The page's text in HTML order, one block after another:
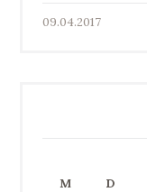
09.04.2017
M
D